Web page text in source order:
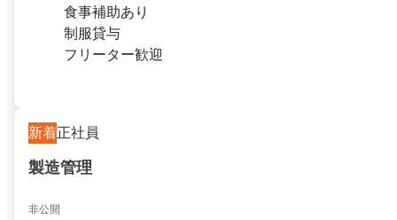
食事補助あり
制服貸与
フリーター歓迎
新着正社員
製造管理
非公開